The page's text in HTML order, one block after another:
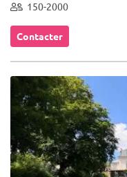
150-2000
Contacter